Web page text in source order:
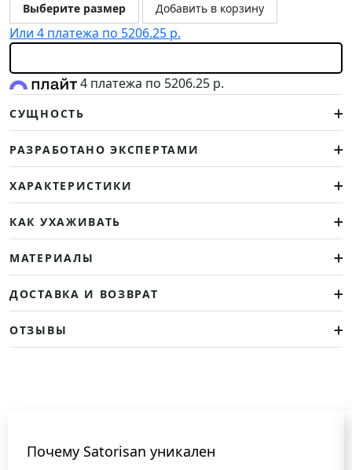
Выберите размер Добавить в корзину
Или 4 платежа по 5206.25 р.
4 платежа по 5206.25 р.
СУЩНОСТЬ
РАЗРАБОТАНО ЭКСПЕРТАМИ
ХАРАКТЕРИСТИКИ
КАК УХАЖИВАТЬ
МАТЕРИАЛЫ
ДОСТАВКА И ВОЗВРАТ
ОТЗЫВЫ
Почему Satorisan уникален